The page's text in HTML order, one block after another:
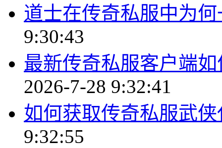
道士在传奇私服中为
9:30:43
最新传奇私服客户端
2026-7-28 9:32:41
如何获取传奇私服武
9:32:55